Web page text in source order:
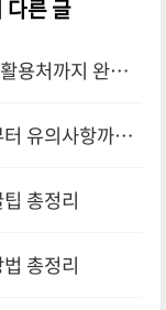
다른 글
용처까지 완벽
유의사항까지
총정리
총정리